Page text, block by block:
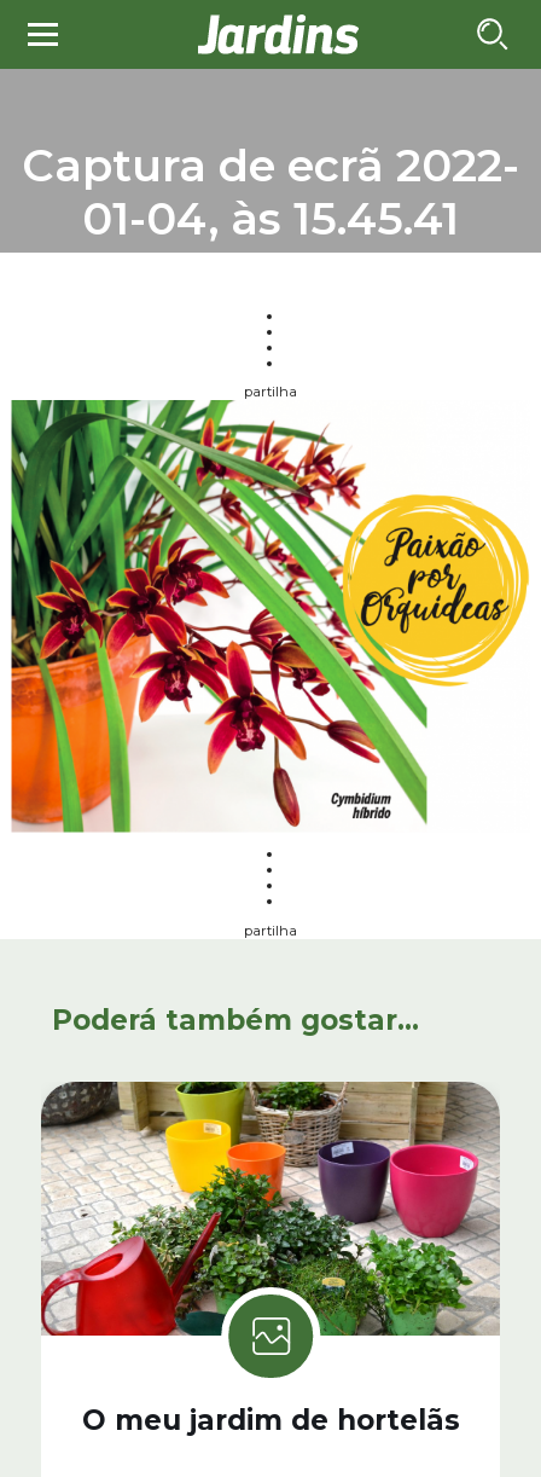
Captura de ecrã 2022-
01-04, às 15.45.41
partilha
partilha
Poderá também gostar...
O meu jardim de hortelãs